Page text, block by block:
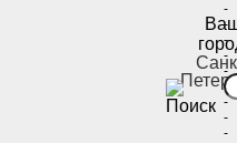
-
-
-
-
-
-
-
-
-